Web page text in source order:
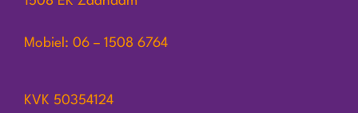
Mobiel: 06 – 1508 6764
KVK 50354124